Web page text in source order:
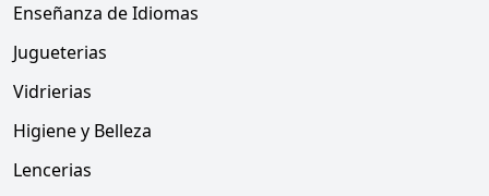
Enseñanza de Idiomas
Jugueterias
Vidrierias
Higiene y Belleza
Lencerias